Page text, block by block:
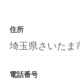
住所
埼玉県さいたま
電話番号